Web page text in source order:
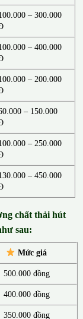
– 300.000
– 400.000
– 200.000
– 150.000
– 250.000
0 –450.000
chất thải hút
sau:
Mức giá
500.000 đồng
400.000 đồng
350.000 đồng